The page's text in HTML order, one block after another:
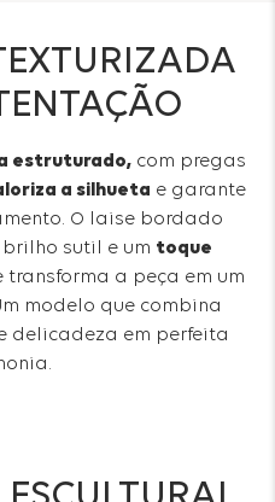
estruturado,com pregas
a silhueta e garante
O laise bordado
sutil e um toque
transforma a peça em um
modelo que combina
delicadeza em perfeita